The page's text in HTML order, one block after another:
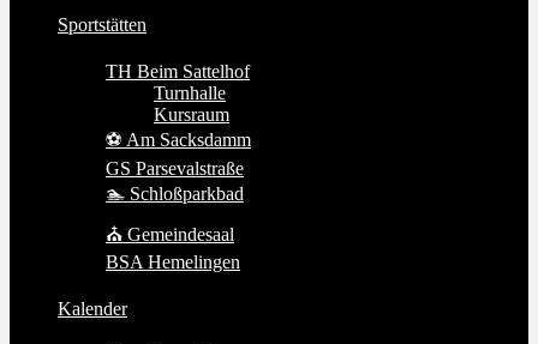
Sportstätten
TH Beim Sattelhof
Turnhalle
Kursraum
⚽ Am Sacksdamm
GS Parsevalstraße
🏊 Schloßparkbad
⛪ Gemeindesaal
BSA Hemelingen
Kalender